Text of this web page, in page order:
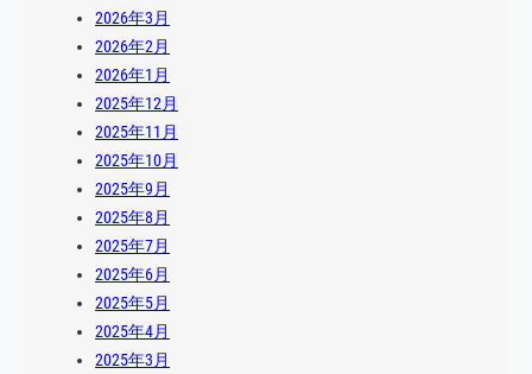
2026年3月
2026年2月
2026年1月
2025年12月
2025年11月
2025年10月
2025年9月
2025年8月
2025年7月
2025年6月
2025年5月
2025年4月
2025年3月